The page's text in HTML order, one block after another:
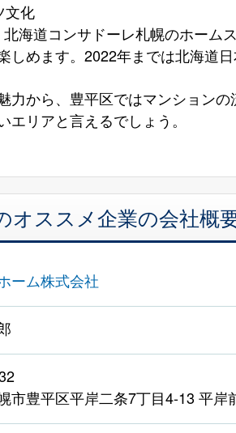
文化
海道コンサドーレ札幌のホーム
しめます。2022年までは北海道
力から、豊平区ではマンション
エリアと言えるでしょう。
オススメ企業の会社概
ーム株式会社
市豊平区平岸二条7丁目4-13 平岸